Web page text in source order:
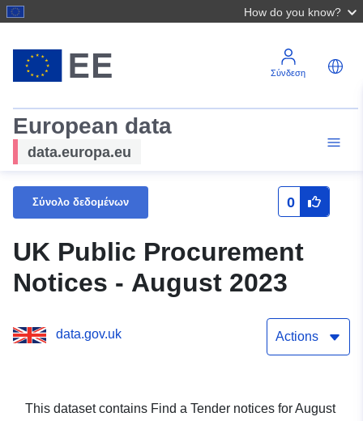
How do you know?
Σύνδεση
European data
data.europa.eu
Σύνολο δεδομένων 0
UK Public Procurement
Notices - August 2023
data.gov.uk Actions
This dataset contains Find a Tender notices for August